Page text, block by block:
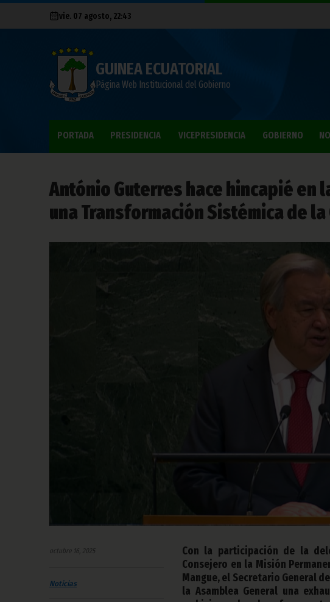
vie. 07 agosto, 22:43
GUINEA ECUATORIAL
Página Web Institucional del Gobierno
PORTADA PRESIDENCIA VICEPRESIDENCIA GOBIERNO
António Guterres hace hincapié en
una Transformación Sistémica de la
octubre 16, 2025
Noticias
Con la participación de la
Consejero en la Misión
Mangue, el Secretario General
la Asamblea General una